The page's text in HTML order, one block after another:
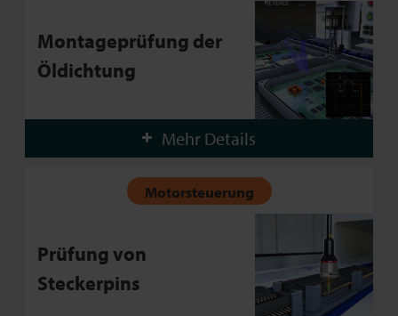
Montageprüfung der
Öldichtung
Mehr Details
Motorsteuerung
Prüfung von
Steckerpins